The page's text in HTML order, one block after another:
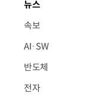
뉴스
속보
AI·SW
반도체
전자